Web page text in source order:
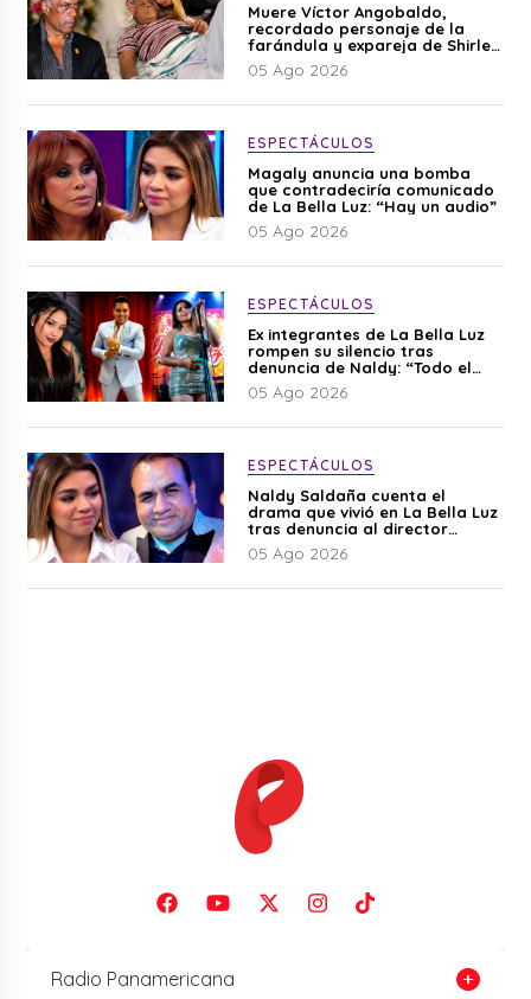
Muere Víctor Angobaldo,
recordado personaje de la
farándula y expareja de Shirley
Cherres
05 Ago 2026
ESPECTÁCULOS
Magaly anuncia una bomba
que contradeciría comunicado
de La Bella Luz: “Hay un audio”
05 Ago 2026
ESPECTÁCULOS
Ex integrantes de La Bella Luz
rompen su silencio tras
denuncia de Naldy: “Todo el
mundo lo sabía”
05 Ago 2026
ESPECTÁCULOS
Naldy Saldaña cuenta el
drama que vivió en La Bella Luz
tras denuncia al director
musical: “No me parece justo”
05 Ago 2026
Radio Panamericana